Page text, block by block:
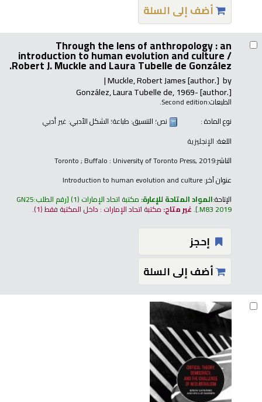
أضف إلى السلة
Through the lens of anthropology : an
introduction to human evolution and culture /
Robert J. Muckle and Laura Tubelle de González.
by
Muckle, Robert James[author.]
González, Laura Tubelle de, 1969-[author.]
الطبعات:Second edition.
نوع المادة :
نص؛ التنسيق: طباعة؛ الشكل الأدبي: غير أدبي
اللغة: الإنجليزية
الناشر:Toronto ; Buffalo : University of Toronto Press, 2019
عنوان آخر:Introduction to human evolution and culture
الإتاحة:المواد المتاحة للإعارة: مكتبة اتحاد الإمارات (1) رقم الطلب:GN25
.M83 2019
.غير متاح: مكتبة اتحاد الإمارات : داخل المكتبة فقط(1).
إحجز
أضف إلى السلة